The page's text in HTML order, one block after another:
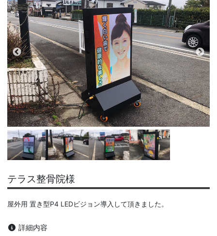
テラス整骨院様
屋外用 置き型P4 LEDビジョン導入して頂きました。
詳細内容